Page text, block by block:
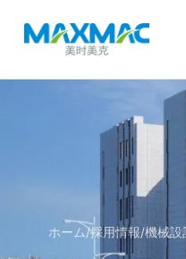
ホーム/採用情報/機械設